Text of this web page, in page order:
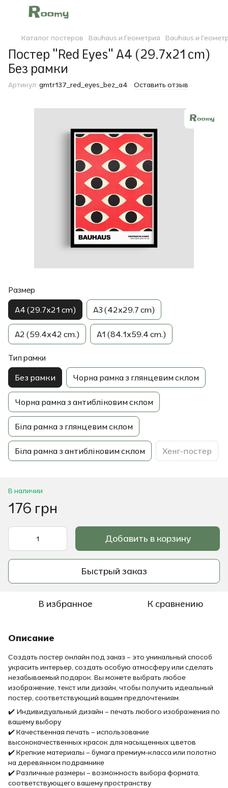
Каталог постеров Bauhaus и Геометрия Bauhaus и
Постер "Red Eyes" A4 (29.7x21 cm)
Без рамки
Артикул: gmtr137_red_eyes_bez_a4 Оставить отзыв
Размер
A4 (29.7x21 cm) A3 (42x29.7 cm)
A2 (59.4x42 cm.) A1 (84.1x59.4 cm.)
Тип рамки
Без рамки Чорна рамка з глянцевим склом
Чорна рамка з антибліковим склом
Біла рамка з глянцевим склом
Біла рамка з антибліковим склом Хенг-постер
В наличии
176 грн
Добавить в корзину
Быстрый заказ
В избранное К сравнению
Описание
Создать постер онлайн под заказ – это уникальный способ
украсить интерьер, создать особую атмосферу или сделать
незабываемый подарок. Вы можете выбрать любое
изображение, текст или дизайн, чтобы получить идеальный
постер, соответствующий вашим предпочтениям.
✔️ Индивидуальный дизайн – печать любого изображения по
вашему выбору
✔️ Качественная печать – использование
высококачественных красок для насыщенных цветов
✔️ Крепкие материалы – бумага премиум-класса или полотно
на деревянном подрамнике
✔️ Различные размеры – возможность выбора формата,
соответствующего вашему пространству